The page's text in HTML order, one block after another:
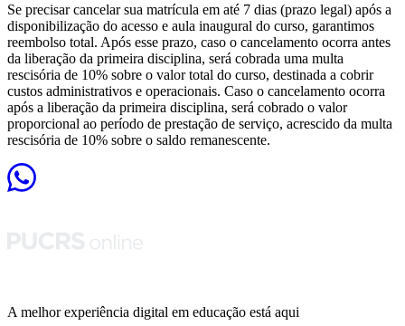
Se precisar cancelar sua matrícula em até 7 dias (prazo legal) após a
disponibilização do acesso e aula inaugural do curso, garantimos
reembolso total. Após esse prazo, caso o cancelamento ocorra antes
da liberação da primeira disciplina, será cobrada uma multa
rescisória de 10% sobre o valor total do curso, destinada a cobrir
custos administrativos e operacionais. Caso o cancelamento ocorra
após a liberação da primeira disciplina, será cobrado o valor
proporcional ao período de prestação de serviço, acrescido da multa
rescisória de 10% sobre o saldo remanescente.
A melhor experiência digital em educação está aqui